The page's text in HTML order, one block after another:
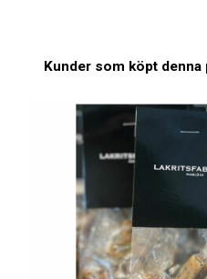
Kunder som köpt